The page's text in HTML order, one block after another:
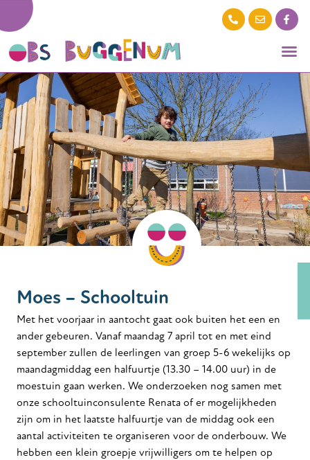
Moes – Schooltuin
Met het voorjaar in aantocht gaat ook buiten het een en
ander gebeuren. Vanaf maandag 7 april tot en met eind
september zullen de leerlingen van groep 5-6 wekelijks op
maandagmiddag een halfuurtje (13.30 – 14.00 uur) in de
moestuin gaan werken. We onderzoeken nog samen met
onze schooltuinconsulente Renata of er mogelijkheden
zijn om in het laatste halfuurtje van de middag ook een
aantal activiteiten te organiseren voor de onderbouw. We
hebben een klein groepje vrijwilligers om te helpen op